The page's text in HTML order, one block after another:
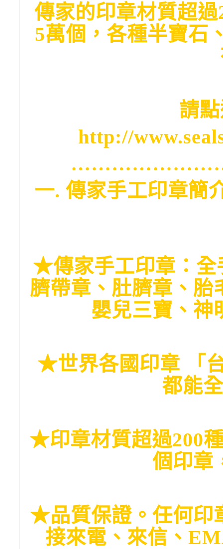
傳家的印章材質超
5萬個，各種半寶石
請
http://
一. 傳家手工印章簡
★傳家手工印章：全
臍帶章、肚臍章、胎
嬰兒三寶、神
★世界各國印章 「
都能
★印章材質超過200
個印章
★品質保證。任何印
接來電、來信、